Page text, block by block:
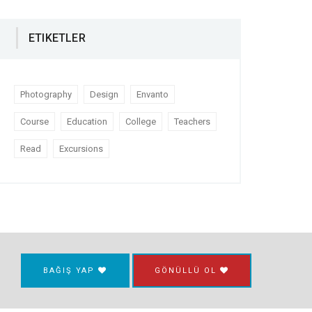
ETIKETLER
Photography Design Envanto
Course Education College Teachers
Read Excursions
BAĞIŞ YAP GÖNÜLLÜ OL